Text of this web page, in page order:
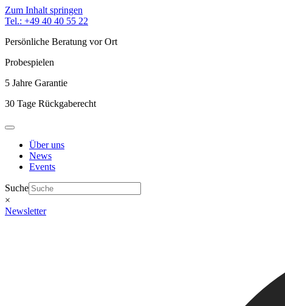
Zum Inhalt springen
Tel.: +49 40 40 55 22
Persönliche Beratung vor Ort
Probespielen
5 Jahre Garantie
30 Tage Rückgaberecht
Über uns
News
Events
Suche
×
Newsletter